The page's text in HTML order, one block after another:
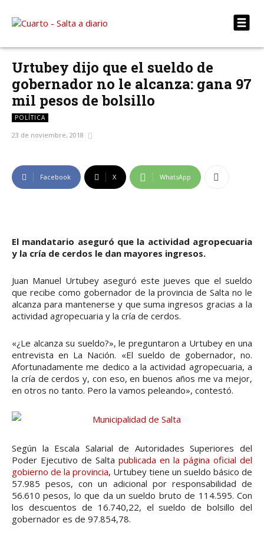
Urtubey dijo que el sueldo de
gobernador no le alcanza: gana 97
mil pesos de bolsillo
POLÍTICA
23 de noviembre, 2018
Facebook X WhatsApp
El mandatario aseguró que la actividad agropecuaria
y la cría de cerdos le dan mayores ingresos.
Juan Manuel Urtubey aseguró este jueves que el sueldo
que recibe como gobernador de la provincia de Salta no le
alcanza para mantenerse y que suma ingresos gracias a la
actividad agropecuaria y la cría de cerdos.
«¿Le alcanza su sueldo?», le preguntaron a Urtubey en una
entrevista en La Nación. «El sueldo de gobernador, no.
Afortunadamente me dedico a la actividad agropecuaria, a
la cría de cerdos y, con eso, en buenos años me va mejor,
en otros no tanto. Pero la vamos peleando», contestó.
Según la Escala Salarial de Autoridades Superiores del
Poder Ejecutivo de Salta publicada en la página oficial del
gobierno de la provincia, Urtubey tiene un sueldo básico de
57.985 pesos, con un adicional por responsabilidad de
56.610 pesos, lo que da un sueldo bruto de 114.595. Con
los descuentos de 16.740,22, el sueldo de bolsillo del
gobernador es de 97.854,78.